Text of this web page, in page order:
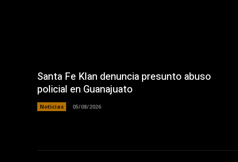
Santa Fe Klan denuncia presunto abuso
policial en Guanajuato
Noticias 05/08/2026